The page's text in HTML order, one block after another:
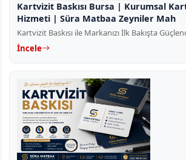
Kartvizit Baskısı Bursa | Kurumsal
Hizmeti | Süra Matbaa Zeyniler Mah
Kartvizit Baskısı ile Markanızı İlk Bakışta
İncele